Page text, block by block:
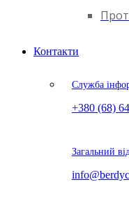
Контакти
Служба
+380 (68)
Загальний